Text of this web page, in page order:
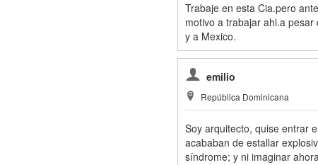
Trabaje en esta Cia.pero
motivo a trabajar ahi.a
y a Mexico.
emilio
República Dominicana
Soy arquitecto, quise entrar
acababan de estallar
síndrome; y ni imaginar